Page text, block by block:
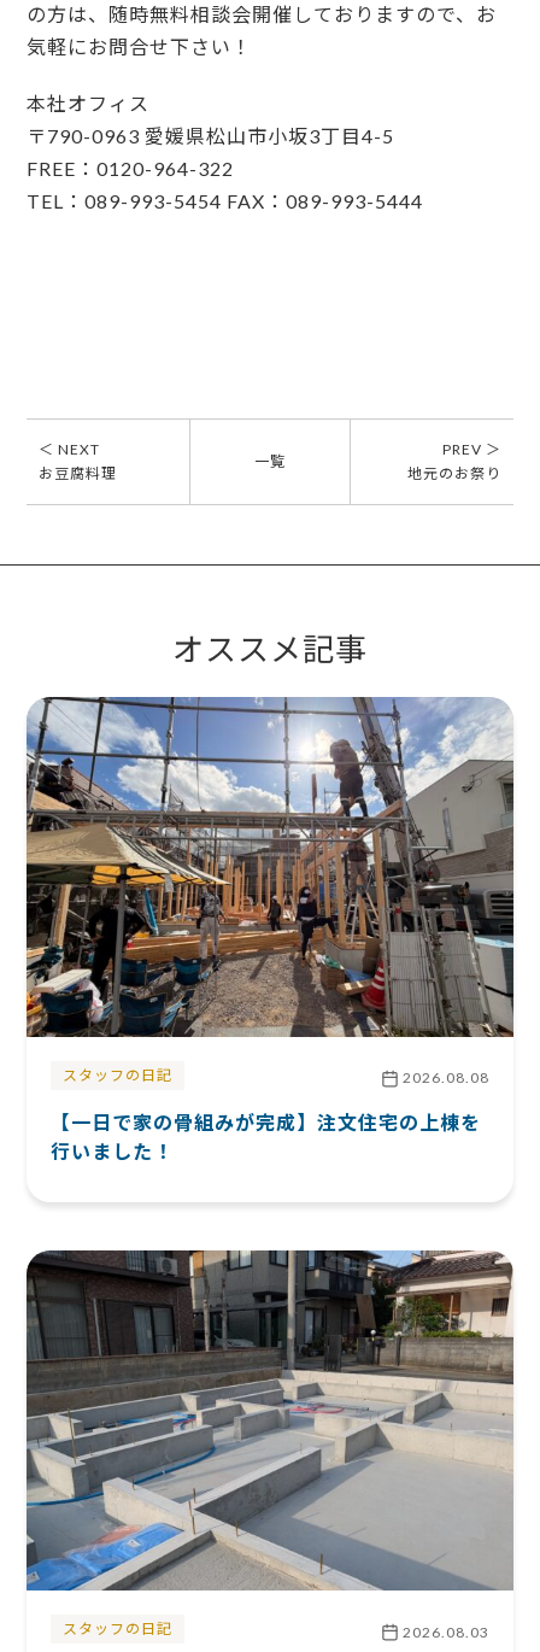
の方は、随時無料相談会開催しておりますので、お
気軽にお問合せ下さい！
本社オフィス
〒790-0963 愛媛県松山市小坂3丁目4-5
FREE：0120-964-322
TEL：089-993-5454 FAX：089-993-5444
＜ NEXT
お豆腐料理
一覧
PREV ＞
地元のお祭り
オススメ記事
スタッフの日記 2026.08.08
【一日で家の骨組みが完成】注文住宅の上棟を
行いました！
スタッフの日記 2026.08.03